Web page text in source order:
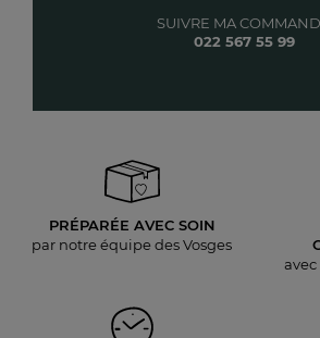
SUIVRE MA
022 567 55 99
PRÉPARÉE AVEC SOIN
par notre équipe des Vosges
avec